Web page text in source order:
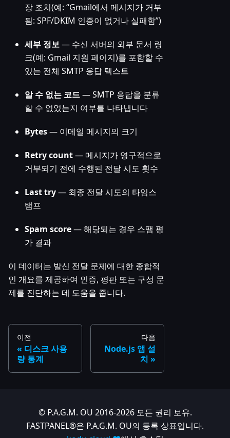
장 조치(예: “Gmail에서 메시지가 거부
됨: SPF/DKIM 인증이 없거나 실패함”)
세부 정보— 수신 서버의 외부 문서 링
크(예: Gmail 지원 페이지)를 포함할 수
있는 전체 SMTP 응답 텍스트
알 수 없는 코드— SMTP 응답을 분류
할 수 없었는지 여부를 나타냅니다
Bytes— 이메일 메시지의 크기
Retry count— 메시지가 영구적으로
거부되기 전에 수행된 전달 시도 횟수
Last try— 최종 전달 시도의 타임스
탬프
Spam score— 해당되는 경우 스팸 평
가 결과
이 데이터는 발신 전달 문제에 대한 종합적
인 개요를 제공하여 인증, 평판 또는 구성 문
제를 진단하는 데 도움을 줍니다.
이전
디스크 사용
량 통계
다음
Node.js 앱 설
치
© P.A.G.M. OU 2016-2026 모든 권리 보유.
FASTPANEL®은 P.A.G.M. OU의 등록 상표입니다.